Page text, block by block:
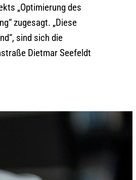
„Optimierung des
zugesagt. „Diese
sind sich die
Dietmar Seefeldt